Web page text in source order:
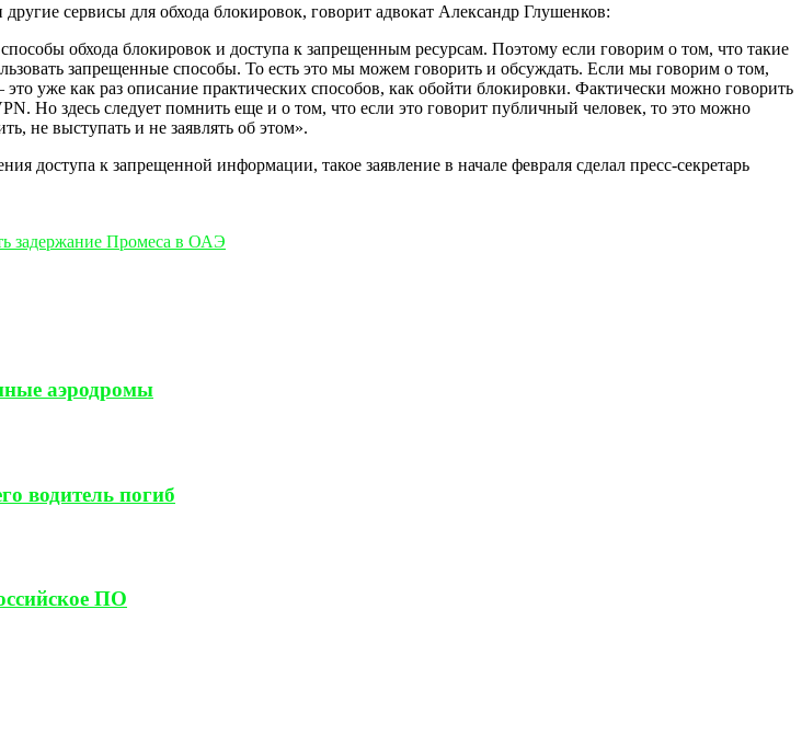
сервисы для обхода блокировок, говорит адвокат Александр Глушенков:
обхода блокировок и доступа к запрещенным ресурсам. Поэтому если говорим о том, что такие
запрещенные способы. То есть это мы можем говорить и обсуждать. Если мы говорим о том,
уже как раз описание практических способов, как обойти блокировки. Фактически можно говорить
Но здесь следует помнить еще и о том, что если это говорит публичный человек, то это можно
не выступать и не заявлять об этом».
доступа к запрещенной информации, такое заявление в начале февраля сделал пресс-секретарь
задержание Промеса в ОАЭ
аэродромы
водитель погиб
ПО